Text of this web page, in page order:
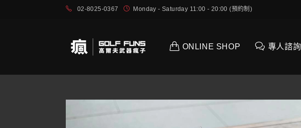
02-8025-0367 Monday - Saturday 11:00 - 20:00 (預約制)
ONLINE SHOP 專人諮詢